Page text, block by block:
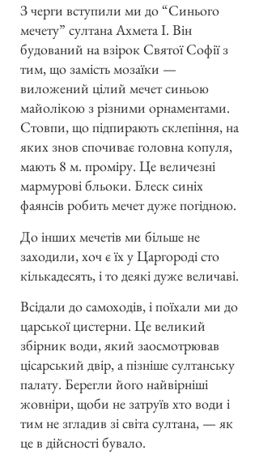
З черги вступили ми до “Синього
мечету” султана Ахмета І. Він
будований на взірок Святої Софії з
тим, що замість мозаїки —
виложений цілий мечет синьою
майолікою з різними орнаментами.
Стовпи, що підпирають склепіння, на
яких знов спочиває головна копуля,
мають 8 м. проміру. Це величезні
мармурові бльоки. Блеск синіх
фаянсів робить мечет дуже погідною.
До інших мечетів ми більше не
заходили, хоч є їх у Царгороді сто
кількадесять, і то деякі дуже величаві.
Всідали до самоходів, і поїхали ми до
царської цистерни. Це великий
збірник води, який заосмотрював
цісарський двір, а пізніше султанську
палату. Берегли його найвірніші
жовніри, щоби не затруїв хто води і
тим не згладив зі світа султана, — як
це в дійсності бувало.